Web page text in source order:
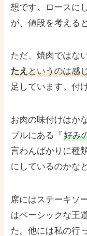
想です。ロースに
が、値段を考える
ただ、焼肉ではな
たえというのは感
足しています。付
お肉の味付けはか
ブルにある『好み
言わんばかりに種
にしているのかな
席にはステーキソ
はベーシックな王
た。他には私の行